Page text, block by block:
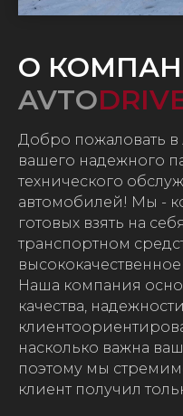
О
AVTO
Добро пожаловать
вашего надежного
технического
автомобилей! Мы -
готовых взять на
транспортном
Наша компания
качества,
насколько важна
поэтому мы
клиент получил